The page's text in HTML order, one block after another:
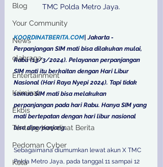
Blog
Your Community
News
olahraga
Entertainment
Kriminal
Ekbis
Tentang Koordinat Berita
Pedoman Cyber
Kota
TMC Polda Metro Jaya.
KOORDINATBERITA.COM| Jakarta -
Perpanjangan SIM mati bisa dilakukan mulai,
Rabu (13/3/2024). Pelayanan perpanjangan
SIM mati itu berkaitan dengan Hari Libur
Nasional (Hari Raya Nyepi 2024). Tapi tidak
semua SIM mati bisa melakukan
perpanjangan pada hari Rabu. Hanya SIM yang
mati bertepatan dengan hari libur nasional
bisa diperpanjang.
Sebagaimana diumumkan lewat akun X TMC
Polda Metro Jaya, pada tanggal 11 sampai 12